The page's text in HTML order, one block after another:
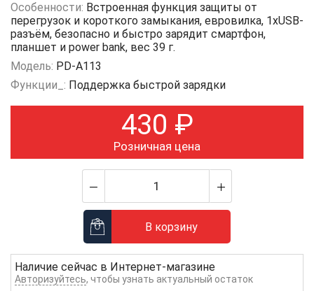
Особенности: Встроенная функция защиты от
перегрузок и короткого замыкания, евровилка, 1хUSB-
разъём, безопасно и быстро зарядит смартфон,
планшет и power bank, вес 39 г.
Модель: PD-A113
Функции_: Поддержка быстрой зарядки
430 ₽
Розничная цена
В корзину
Наличие сейчас в Интернет-магазине
Авторизуйтесь, чтобы узнать актуальный остаток